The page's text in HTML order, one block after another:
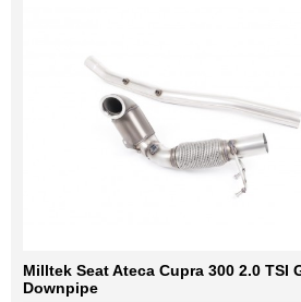
Milltek Seat Ateca Cupra 300 2.0 TSI
Downpipe